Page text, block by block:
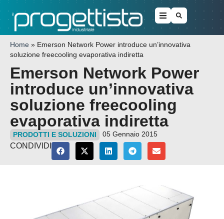
Home » Emerson Network Power introduce un’innovativa
soluzione freecooling evaporativa indiretta
Emerson Network Power
introduce un’innovativa
soluzione freecooling
evaporativa indiretta
PRODOTTI E SOLUZIONI 05 Gennaio 2015
CONDIVIDI